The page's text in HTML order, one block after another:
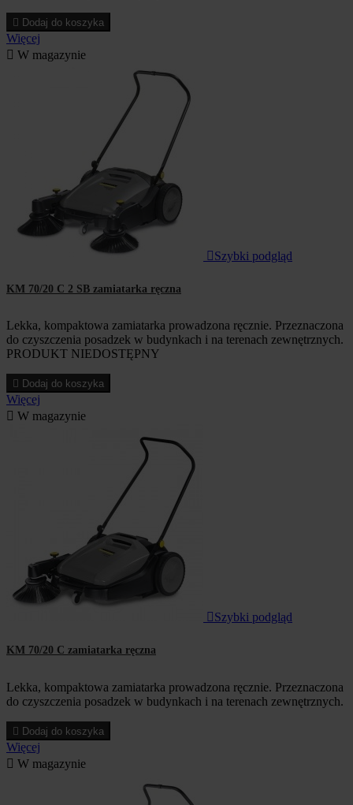
 Dodaj do koszyka
Więcej
 W magazynie
 Szybki podgląd
KM 70/20 C 2 SB zamiatarka ręczna
Lekka, kompaktowa zamiatarka prowadzona ręcznie. Przeznaczona
do czyszczenia posadzek w budynkach i na terenach zewnętrznych.
PRODUKT NIEDOSTĘPNY
 Dodaj do koszyka
Więcej
 W magazynie
 Szybki podgląd
KM 70/20 C zamiatarka ręczna
Lekka, kompaktowa zamiatarka prowadzona ręcznie. Przeznaczona
do czyszczenia posadzek w budynkach i na terenach zewnętrznych.
 Dodaj do koszyka
Więcej
 W magazynie